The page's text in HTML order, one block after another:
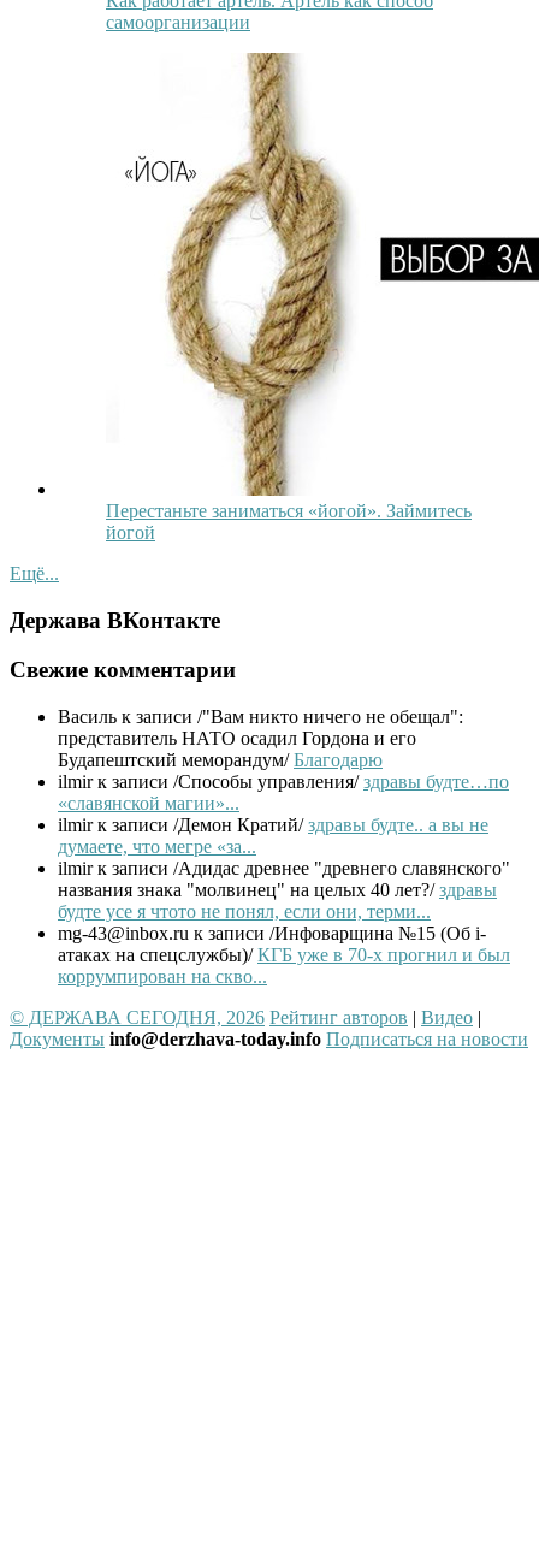
самоорганизации
Перестаньте заниматься «йогой». Займитесь
йогой
Ещё...
Держава ВКонтакте
Свежие комментарии
Василь к записи /"Вам никто ничего не обещал":
представитель НАТО осадил Гордона и его
Будапештский меморандум/Благодарю
ilmirк записи /Способы управления/здравы будте…по
«славянской магии»...
ilmirк записи /Демон Кратий/здравы будте.. а вы не
думаете, что мегре «за...
ilmirк записи /Адидас древнее "древнего славянского"
названия знака "молвинец" на целых 40 лет?/здравы
будте усе я чтото не понял, если они, терми...
mg-43@inbox.ru к записи /Инфоварщина №15 (Об i-
атаках на спецслужбы)/КГБ уже в 70-х прогнил и был
коррумпирован на скво...
© ДЕРЖАВА СЕГОДНЯ, 2026 Рейтинг авторов | Видео |
Документы info@derzhava-today.info Подписаться на новости